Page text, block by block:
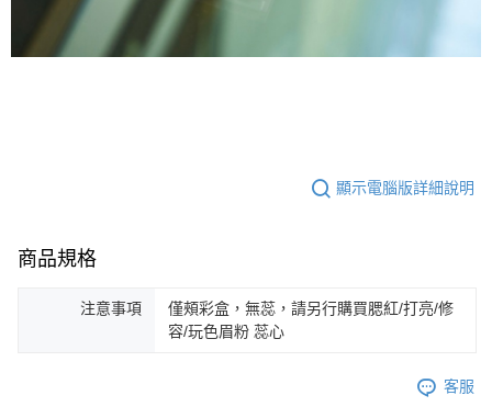
顯示電腦版詳細說明
商品規格
注意事項
僅頰彩盒，無蕊，請另行購買腮紅/打亮/修
容/玩色眉粉 蕊心
客服